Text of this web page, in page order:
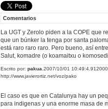
Comentarios
La UGT y Zerolo piden a la COPE que
que un búnker la tenga por santa
está raro raro raro. Pero bueno, así
Salut, komadre (o koamaitxu o
Escrito por: pakua .2007/10/01
http://www.javierortiz.net/voz/pako
El caso es que en Catalunya hay un
para indigenas y una enorme masa de